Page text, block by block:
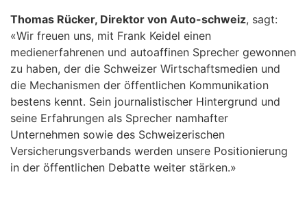
Thomas Rücker, Direktor von Auto-schweiz, sagt:
«Wir freuen uns, mit Frank Keidel einen
medienerfahrenen und autoaffinen Sprecher gewonnen
zu haben, der die Schweizer Wirtschaftsmedien und
die Mechanismen der öffentlichen Kommunikation
bestens kennt. Sein journalistischer Hintergrund und
seine Erfahrungen als Sprecher namhafter
Unternehmen sowie des Schweizerischen
Versicherungsverbands werden unsere Positionierung
in der öffentlichen Debatte weiter stärken.»